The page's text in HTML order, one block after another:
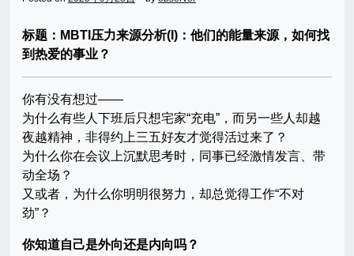
标题：MBTI压力来源分析(I)：他们的能量来源，如何找
到热爱的事业？
你有没有想过——
为什么有些人下班后只想宅家“充电”，而另一些人却越
夜越精神，非得约上三五好友才觉得活过来了？
为什么你在会议上沉默思考时，同事已经激情发言、带
动全场？
又或者，为什么你明明很努力，却总觉得工作“不对
劲”？
你知道自己是外向还是内向吗？